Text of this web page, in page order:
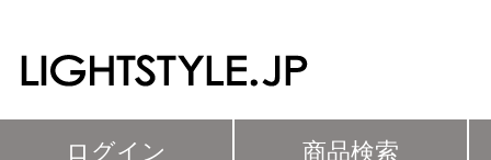
ログイン 商品検索